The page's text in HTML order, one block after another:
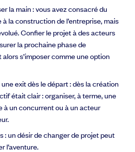
la main : vous avez consacré du
à la construction de l’entreprise, mais
Confier le projet à des acteurs
la prochaine phase de
s’imposer comme une option
exit dès le départ : dès la création
était clair : organiser, à terme, une
à un concurrent ou à un acteur
: un désir de changer de projet peut
l’aventure.